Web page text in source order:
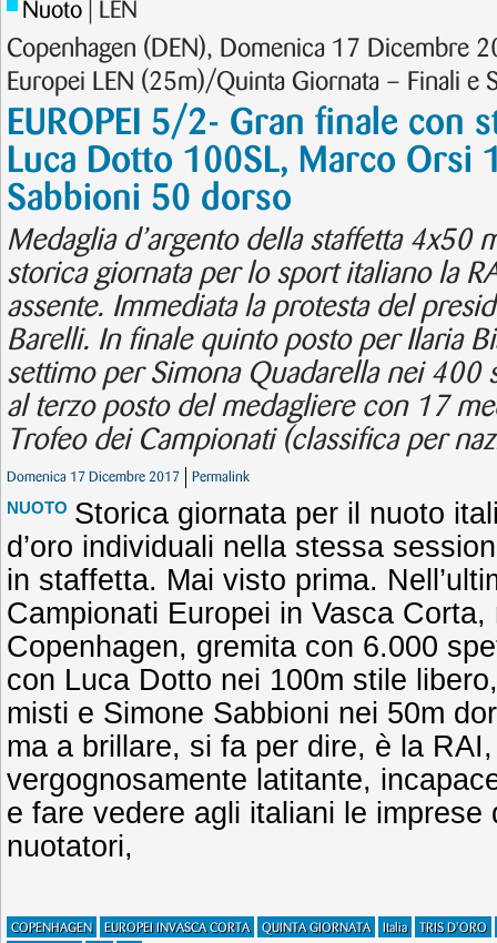
Nuoto | LEN
Copenhagen (DEN), Domenica 17 Dicembre
Europei LEN (25m)/Quinta Giornata – Finali e
EUROPEI 5/2- Gran finale con
Luca Dotto 100SL, Marco Orsi
Sabbioni 50 dorso
Medaglia d’argento della staffetta 4x50
storica giornata per lo sport italiano la
assente. Immediata la protesta del
Barelli. In finale quinto posto per Ilaria
settimo per Simona Quadarella nei 400
al terzo posto del medagliere con 17
Trofeo dei Campionati (classifica per
Domenica 17 Dicembre 2017 Permalink
NUOTO Storica giornata per il nuoto
d’oro individuali nella stessa
in staffetta. Mai visto prima.
Campionati Europei in Vasca
Copenhagen, gremita con 6.000
con Luca Dotto nei 100m stile
misti e Simone Sabbioni nei 50m
ma a brillare, si fa per dire, è la
vergognosamente latitante,
e fare vedere agli italiani le imprese
nuotatori,
COPENHAGEN EUROPEI INVASCA CORTA QUINTA GIORNATA Italia
TRIS D'ORO